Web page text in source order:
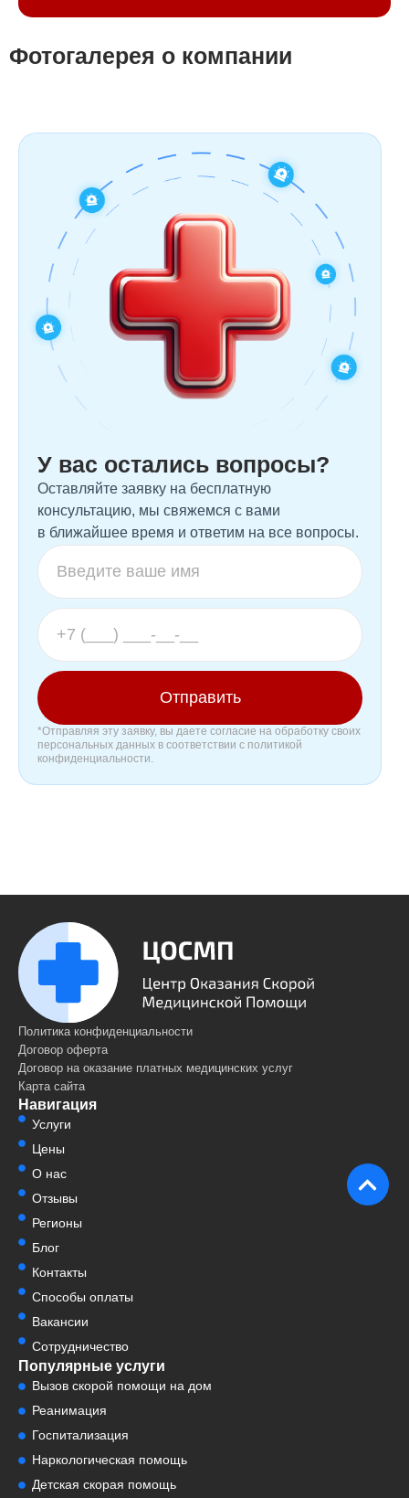
Фотогалерея о компании
У вас остались вопросы?
Оставляйте заявку на бесплатную
консультацию, мы свяжемся с вами
в ближайшее время и ответим на все вопросы.
Отправить
*Отправляя эту заявку, вы даете согласие на обработку своих
персональных данных в соответствии с политикой
конфиденциальности.
Политика конфиденциальности
Договор оферта
Договор на оказание платных медицинских услуг
Карта сайта
Навигация
Услуги
Цены
О нас
Отзывы
Регионы
Блог
Контакты
Способы оплаты
Вакансии
Сотрудничество
Популярные услуги
Вызов скорой помощи на дом
Реанимация
Госпитализация
Наркологическая помощь
Детская скорая помощь